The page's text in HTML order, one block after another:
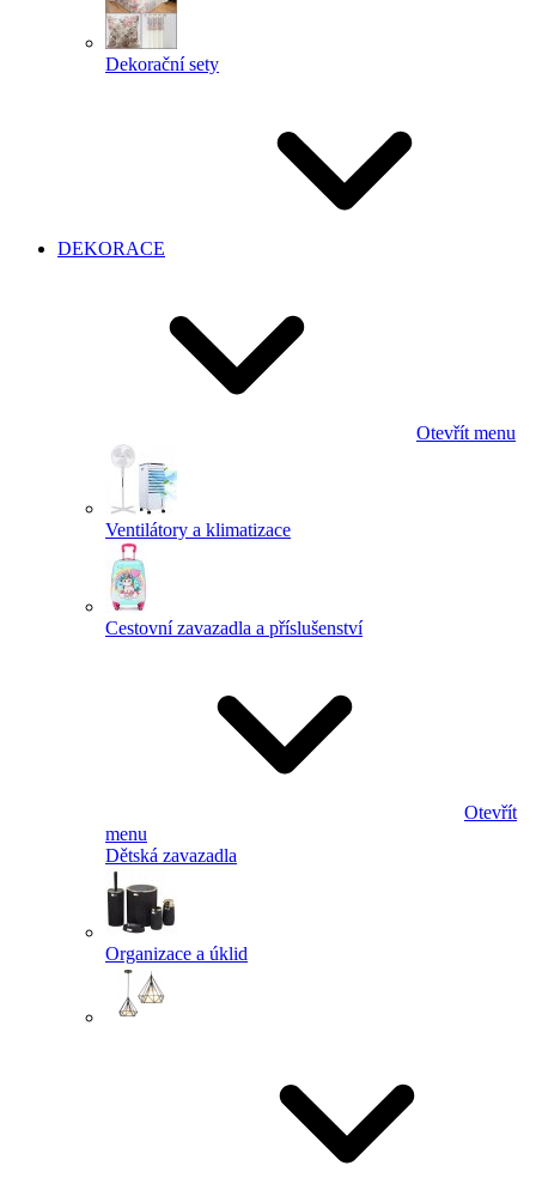
Dekorační sety
DEKORACE
Otevřít menu
Ventilátory a klimatizace
Cestovní zavazadla a příslušenství
Otevřít
menu
Dětská zavazadla
Organizace a úklid